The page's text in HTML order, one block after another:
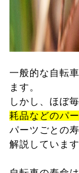
一般的な自転
ます。
しかし、ほぼ
耗品などのパ
パーツごとの
解説しています